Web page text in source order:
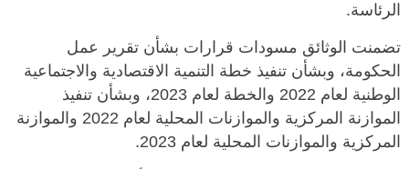
الرئاسة.
تضمنت الوثائق مسودات قرارات بشأن تقرير عمل
الحكومة، وبشأن تنفيذ خطة التنمية الاقتصادية والاجتماعية
الوطنية لعام 2022 والخطة لعام 2023، وبشأن تنفيذ
الموازنة المركزية والموازنات المحلية لعام 2022 والموازنة
المركزية والموازنات المحلية لعام 2023.